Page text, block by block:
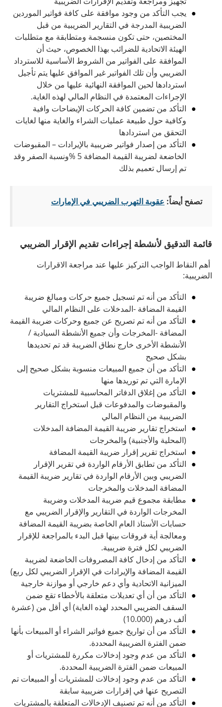
يجب التأكد من وجود موافقة على كافة فواتير الموردين
الضريبية المدرجة في التقارير الضريبية من قبل
المختصين، حتى تكون منسجمة ومتطابقة مع متطلبات
الهيئة الاتحادية للضرائب بهذا الخصوص، حيث أن
الموافقة على الفواتير من الشروط الأساسية للاسترداد
الضريبي وأن تلك الفواتير غير الموافق عليها يتم تأجيل
استردادها لحين الموافقة النهائية عليها من خلال
الإجراءات المعتمدة في النظام المالي لهذه الغاية.
التأكد من تضمين كافة الحركات الإيضاحات وافية
وكافية حول طبيعة عمليات الشراء والغاية منها لغايات
التحقق من استردادها
التأكد من إصدار فواتير ضريبية بالإيرادات – المقبوضات
الخاضعة لضريبة القيمة المضافة 5 %ونسبة الصفر وقد
تم إرسال تعميم بذلك
تصفح أيضاً: عقوبة التهرب الضريبي في الإمارات
قائمة التدقيق لأنشطة إجراءات تقديم الإقرار الضريبي
أهم النقاط الواجب التركيز عليها عند مراجعة الاقرارات
الضريبية:
التأكد من أنه تم تسجيل جميع حركات ومبالغ ضريبة
القيمة المضافة -المدخلات على النظام المالي
التأكد من أنه تم تصريح عن جميع وحركات ضريبة القيمة
المضافة -المخرجات وأن جميع الأنشطة السيادية /
الأنشطة الأخرى خارج نطاق الضريبة قد تم تحديدها
بشكل صحيح
التأكد من أن جميع المبيعات منسوبة بشكل صحيح إلى
الإمارة التي تم توريدها منها
التأكد من إغلاق الدفاتر المحاسبية للمشتريات
والمقبوضات والمدفوعات قبل استخراج التقارير
الضريبية من النظام المالي
استخراج تقارير ضريبة القيمة المضافة المدخلات
(المحلية والأجنبية) والمخرجات
استخراج تقرير إقرار ضريبة القيمة المضافة
التأكد من تطابق الأرقام الواردة في تقرير الإقرار
الضريبي وبين الأرقام الواردة في تقارير ضريبة القيمة
المضافة المدخلات والمخرجات
مطابقة مجموع قيم ضريبة المدخلات وضريبة
المخرجات الواردة في التقارير والإقرار الضريبي مع
حسابات الأستاذ العام الخاصة بضريبة القيمة المضافة
ومعالجة أية فروقات بينها قبل البدء بالمراجعة للإقرار
الضريبي لكل فترة ضريبية.
التأكد من إدخال كافة المصروفات الخاضعة لضريبة
القيمة المضافة والإيرادات في الإقرار الضريبي لكل ربع)
الميزانية الاتحادية وأي دعم خارجي أو موازنة خارجية
التأكد من أن أي تعديلات متعلقة بالأخطاء تقع ضمن
السقف الضريبي المحدد لهذه الغاية) أي أقل من (عشرة
ألف درهم (10.000)
التأكد من أن تواريخ جميع فواتير الشراء أو المبيعات بأنها
ضمن الفترة الضريبية المحددة.
التأكد من عدم وجود إدخالات مكررة للمشتريات أو
المبيعات ضمن الفترة الضريبية المحددة.
التأكد من عدم وجود إدخالات للمشتريات أو المبيعات تم
التصريح عنها في إقرارات ضريبية سابقة
التأكد من أنه تم تصنيف الإدخالات المتعلقة بالمشتريات